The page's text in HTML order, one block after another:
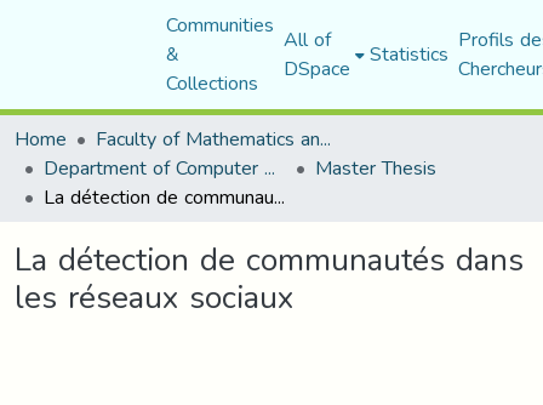
Communities
&
Collections
All of
DSpace Statistics Profils
Home
Faculty of Mathematics and Computer Science
Department of Computer Science Master Thesis
La détection de communautés dans les réseaux sociaux
La détection de communautés dans
les réseaux sociaux